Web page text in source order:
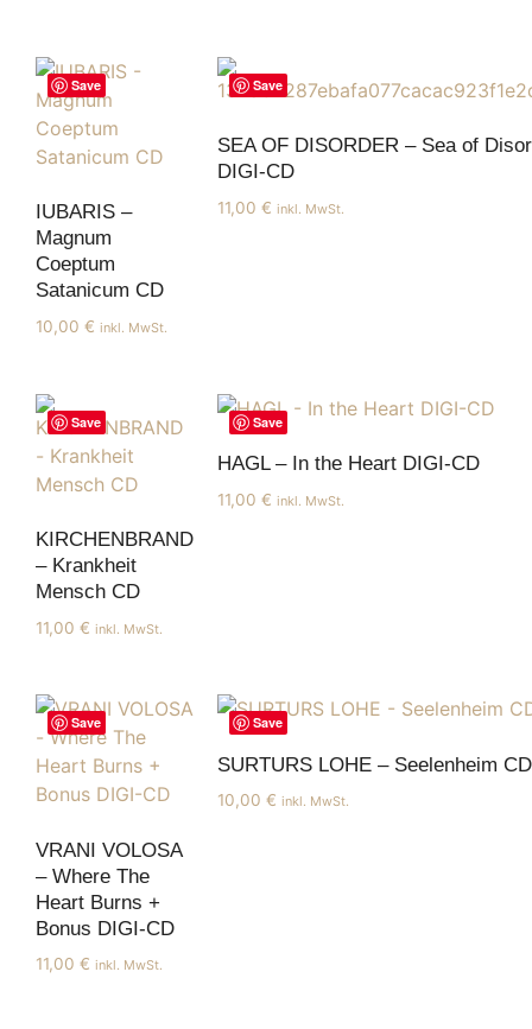
Save
IUBARIS –
Magnum
Coeptum
Satanicum CD
10,00 € inkl. MwSt.
Save
SEA OF DISORDER – Sea of
DIGI-CD
11,00 € inkl. MwSt.
Save
KIRCHENBRAND
– Krankheit
Mensch CD
11,00 € inkl. MwSt.
Save
HAGL – In the Heart DIGI-CD
11,00 € inkl. MwSt.
Save
VRANI VOLOSA
– Where The
Heart Burns +
Bonus DIGI-CD
11,00 € inkl. MwSt.
Save
SURTURS LOHE – Seelenheim CD
10,00 € inkl. MwSt.